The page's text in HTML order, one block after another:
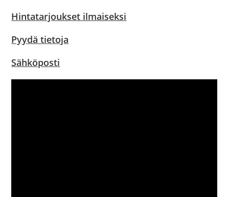
Hintatarjoukset ilmaiseksi
Pyydä tietoja
Sähköposti